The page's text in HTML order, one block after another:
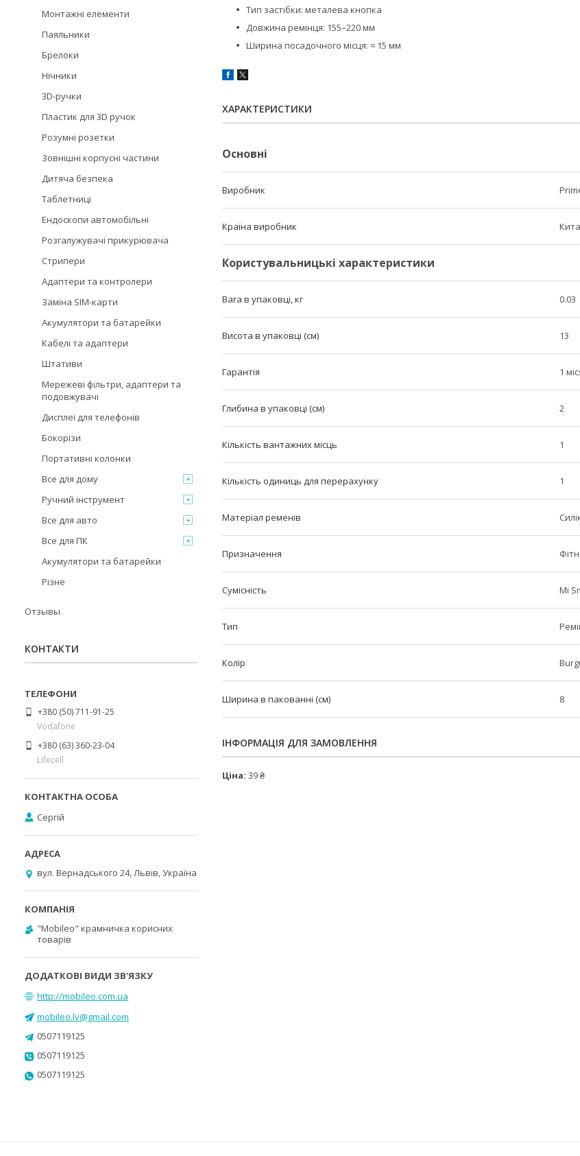
Тип застібки: металева кнопка
Довжина ремінця: 155–220 мм
Ширина посадочного місця: ≈ 15 мм
ХАРАКТЕРИСТИКИ
Основні
Виробник
Країна виробник
Користувальницькі характеристики
Вага в упаковці, кг 0.03
Висота в упаковці (см) 13
Гарантія 1
Глибина в упаковці (см) 2
Кількість вантажних місць 1
Кількість одиниць для перерахунку 1
Матеріал ременів
Призначення
Сумісність Mi
Тип
Колір
Ширина в пакованні (см) 8
ІНФОРМАЦІЯ ДЛЯ ЗАМОВЛЕННЯ
Ціна: 39 ₴
Монтажні елементи
Паяльники
Брелоки
Нічники
3D-ручки
Пластик для 3D ручок
Розумні розетки
Зовнішні корпусні частини
Дитяча безпека
Таблетниці
Ендоскопи автомобільні
Розгалужувачі прикурювача
Стрипери
Адаптери та контролери
Заміна SIM-карти
Акумулятори та батарейки
Кабелі та адаптери
Штативи
Мережеві фільтри, адаптери та
подовжувачі
Дисплеї для телефонів
Бокорізи
Портативні колонки
Все для дому
Ручний інструмент
Все для авто
Все для ПК
Акумулятори та батарейки
Різне
Отзывы
КОНТАКТИ
+380 (50) 711-91-25
Vodafone
+380 (63) 360-23-04
Lifecell
Сергій
вул. Вернадського 24, Львів, Україна
"Mobileo" крамничка корисних
товарів
http://mobileo.com.ua
mobileo.lv@gmail.com
0507119125
0507119125
0507119125